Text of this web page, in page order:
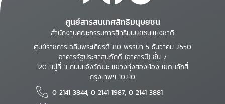
ศูนย์สารสนเทศสิทธิมนุษยชน
สำนักงานคณะกรรมการสิทธิมนุษยชนแห่งชาติ
ศูนย์ราชการเฉลิมพระเกียรติ 80 พรรษา 5 ธันวาคม 2550
อาคารรัฐประศาสนภักดี (อาคารบี) ชั้น 7
120 หมู่ที่ 3 ถนนแจ้งวัฒนะ แขวงทุ่งสองห้อง เขตหลักสี่
กรุงเทพฯ 10210
0 2141 3844, 0 2141 1987, 0 2141 3881